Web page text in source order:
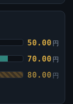
50.00 円
70.00 円
80.00 円